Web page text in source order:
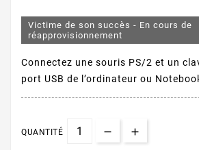
Victime de son succès - En cours de
réapprovisionnement
Connectez une souris PS/2 et un
port USB de l’ordinateur ou
QUANTITÉ